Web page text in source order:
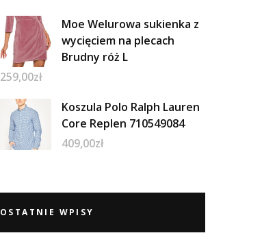
Moe Welurowa sukienka z
wycięciem na plecach
Brudny róż L
259,00zł
Koszula Polo Ralph Lauren
Core Replen 710549084
409,00zł
OSTATNIE WPISY